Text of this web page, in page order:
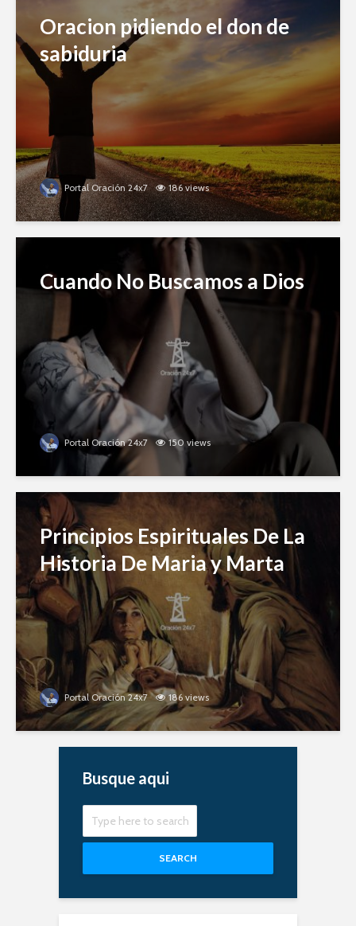
Oracion pidiendo el don de
sabiduria
Portal Oración 24x7 186 views
Cuando No Buscamos a Dios
Portal Oración 24x7 150 views
Principios Espirituales De La
Historia De Maria y Marta
Portal Oración 24x7 186 views
Busque aqui
SEARCH